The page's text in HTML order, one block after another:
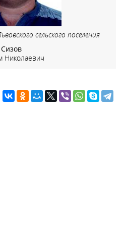
сельского поселения
Сизов
Николаевич